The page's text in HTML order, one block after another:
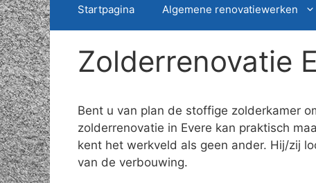
Startpagina Algemene renovatiewerken
Zolderrenovatie
Bent u van plan de stoffige zolderkamer
zolderrenovatie in Evere kan praktisch
kent het werkveld als geen ander. Hij/zij
van de verbouwing.